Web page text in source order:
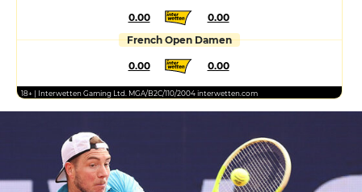
0.00
0.00
French Open Damen
0.00 0.00
18+ | Interwetten Gaming Ltd. MGA/B2C/110/2004 interwetten.com